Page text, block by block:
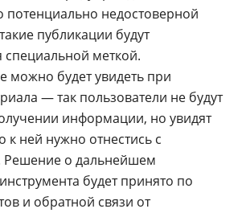
потенциально недостоверной
публикации будут
специальной меткой.
можно будет увидеть при
— так пользователи не будут
информации, но увидят
к ней нужно отнестись с
Решение о дальнейшем
будет принято по
и обратной связи от